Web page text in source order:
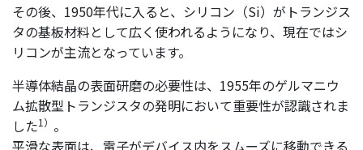
その後、1950年代に入ると、シリコン（Si）がトランジス
タの基板材料として広く使われるようになり、現在ではシ
リコンが主流となっています。
半導体結晶の表面研磨の必要性は、1955年のゲルマニウ
ム拡散型トランジスタの発明において重要性が認識されま
した1） 。
平滑な表面は、電子がデバイス内をスムーズに移動できる